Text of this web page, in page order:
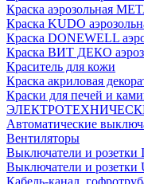
Краска аэрозольная
Краска KUDO
Краска DONEWELL
Краска ВИТ ДЕКО
Краситель для кожи
Краска акриловая
Краски для печей и
Автоматические
Вентиляторы
Выключатели и
Выключатели и розетки
Кабель-канал,